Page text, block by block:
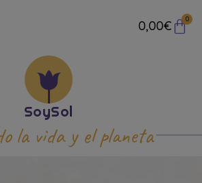
0,00€ 0
la vida y el planeta